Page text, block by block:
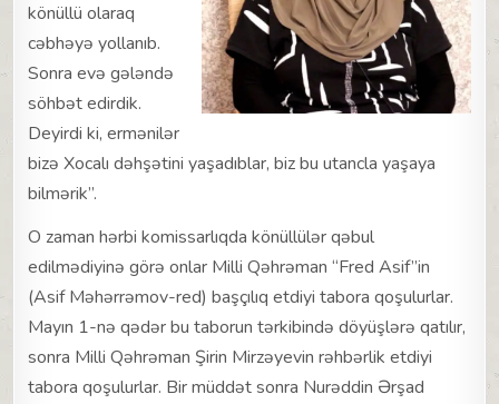
könüllü olaraq
cəbhəyə yollanıb.
Sonra evə gələndə
söhbət edirdik.
Deyirdi ki, ermənilər
bizə Xocalı dəhşətini yaşadıblar, biz bu utancla yaşaya
bilmərik”.
O zaman hərbi komissarlıqda könüllülər qəbul
edilmədiyinə görə onlar Milli Qəhrəman “Fred Asif”in
(Asif Məhərrəmov-red) başçılıq etdiyi tabora qoşulurlar.
Mayın 1-nə qədər bu taborun tərkibində döyüşlərə qatılır,
sonra Milli Qəhrəman Şirin Mirzəyevin rəhbərlik etdiyi
tabora qoşulurlar. Bir müddət sonra Nurəddin Ərşad